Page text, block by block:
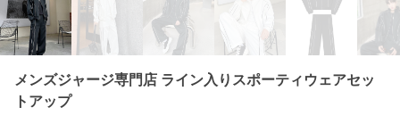
メンズジャージ専門店 ライン入りスポーティウェアセッ
トアップ